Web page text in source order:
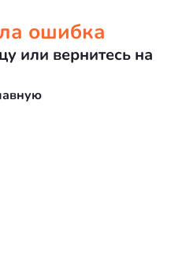
ошибка
или вернитесь на